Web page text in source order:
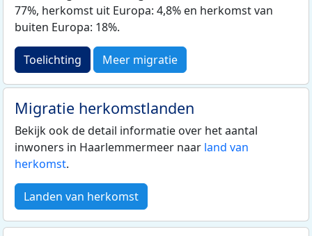
77%, herkomst uit Europa: 4,8% en herkomst van
buiten Europa: 18%.
Toelichting Meer migratie
Migratie herkomstlanden
Bekijk ook de detail informatie over het aantal
inwoners in Haarlemmermeer naar land van
herkomst.
Landen van herkomst